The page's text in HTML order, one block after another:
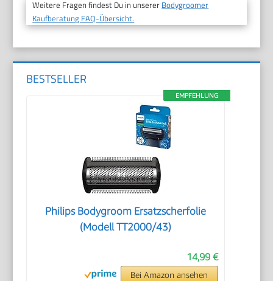
Weitere Fragen findest Du in unserer Bodygroomer
Kaufberatung FAQ-Übersicht.
BESTSELLER
EMPFEHLUNG
Philips Bodygroom Ersatzscherfolie
(Modell TT2000/43)
14,99 €
Bei Amazon ansehen